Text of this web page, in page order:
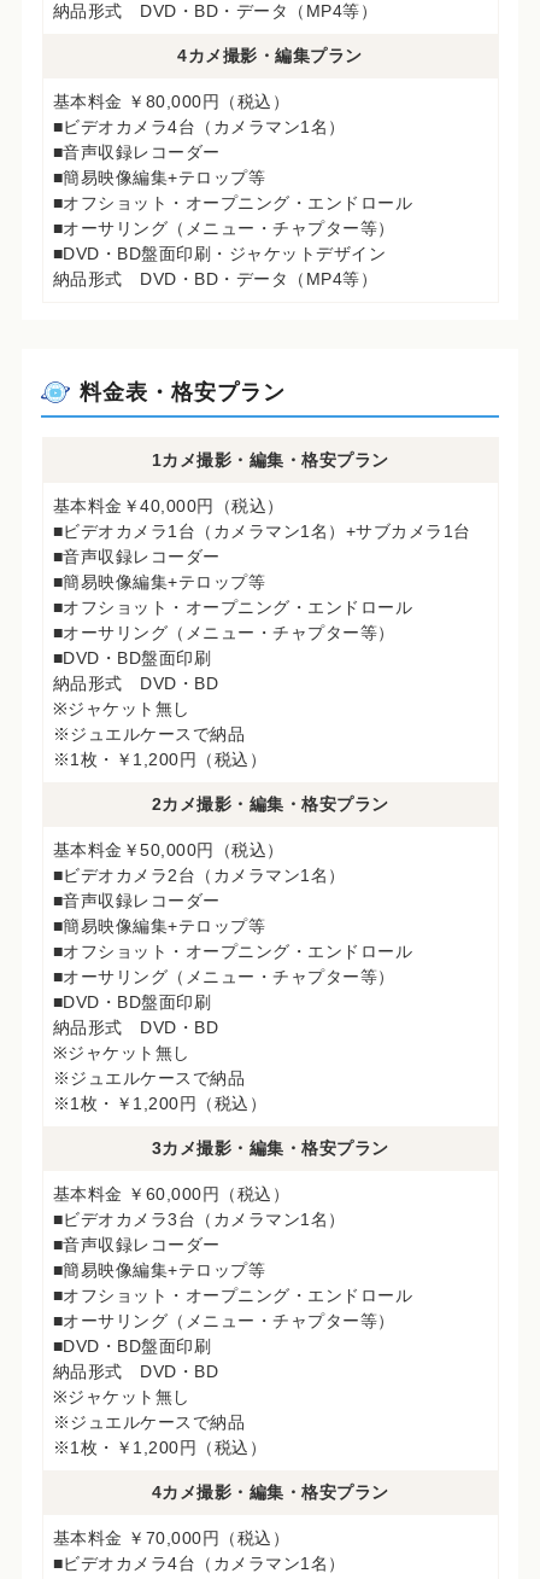
納品形式 DVD・BD・データ（MP4等）
4カメ撮影・編集プラン
基本料金 ￥80,000円（税込）
■ビデオカメラ4台（カメラマン1名）
■音声収録レコーダー
■簡易映像編集+テロップ等
■オフショット・オープニング・エンドロール
■オーサリング（メニュー・チャプター等）
■DVD・BD盤面印刷・ジャケットデザイン
納品形式 DVD・BD・データ（MP4等）
料金表・格安プラン
1カメ撮影・編集・格安プラン
基本料金￥40,000円（税込）
■ビデオカメラ1台（カメラマン1名）+サブカメラ1台
■音声収録レコーダー
■簡易映像編集+テロップ等
■オフショット・オープニング・エンドロール
■オーサリング（メニュー・チャプター等）
■DVD・BD盤面印刷
納品形式 DVD・BD
※ジャケット無し
※ジュエルケースで納品
※1枚・￥1,200円（税込）
2カメ撮影・編集・格安プラン
基本料金￥50,000円（税込）
■ビデオカメラ2台（カメラマン1名）
■音声収録レコーダー
■簡易映像編集+テロップ等
■オフショット・オープニング・エンドロール
■オーサリング（メニュー・チャプター等）
■DVD・BD盤面印刷
納品形式 DVD・BD
※ジャケット無し
※ジュエルケースで納品
※1枚・￥1,200円（税込）
3カメ撮影・編集・格安プラン
基本料金 ￥60,000円（税込）
■ビデオカメラ3台（カメラマン1名）
■音声収録レコーダー
■簡易映像編集+テロップ等
■オフショット・オープニング・エンドロール
■オーサリング（メニュー・チャプター等）
■DVD・BD盤面印刷
納品形式 DVD・BD
※ジャケット無し
※ジュエルケースで納品
※1枚・￥1,200円（税込）
4カメ撮影・編集・格安プラン
基本料金 ￥70,000円（税込）
■ビデオカメラ4台（カメラマン1名）